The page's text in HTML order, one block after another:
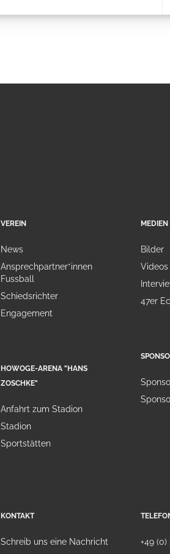
VEREIN
News
Ansprechpartner*innen
Fussball
Schiedsrichter
Engagement
HOWOGE-ARENA "HANS
ZOSCHKE"
Anfahrt zum Stadion
Stadion
Sportstätten
MEDIEN
Bilder
Videos
47er
KONTAKT
Schreib uns eine Nachricht +49 (0)